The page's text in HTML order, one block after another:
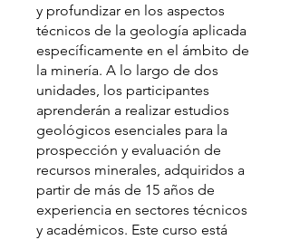
y profundizar en los aspectos
técnicos de la geología aplicada
específicamente en el ámbito de
la minería. A lo largo de dos
unidades, los participantes
aprenderán a realizar estudios
geológicos esenciales para la
prospección y evaluación de
recursos minerales, adquiridos a
partir de más de 15 años de
experiencia en sectores técnicos
y académicos. Este curso está